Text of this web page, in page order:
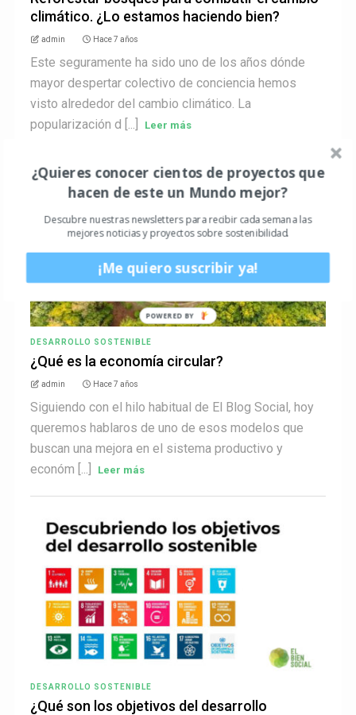
climático. ¿Lo estamos haciendo bien?
admin Hace 7 años
Este seguramente ha sido uno de los años dónde
mayor despertar colectivo de conciencia hemos
visto alrededor del cambio climático. La
popularización d [...]
Leer más
DESARROLLO SOSTENIBLE
¿Qué es la economía circular?
admin Hace 7 años
Siguiendo con el hilo habitual de El Blog Social, hoy
queremos hablaros de uno de esos modelos que
buscan una mejora en el sistema productivo y
económ [...]
Leer más
DESARROLLO SOSTENIBLE
¿Qué son los objetivos del desarrollo
¿Quieres conocer cientos de proyectos que
hacen de este un Mundo mejor?
Descubre nuestras newsletters para recibir cada semana las
mejores noticias y proyectos sobre sostenibilidad.
¡Me quiero suscribir ya!